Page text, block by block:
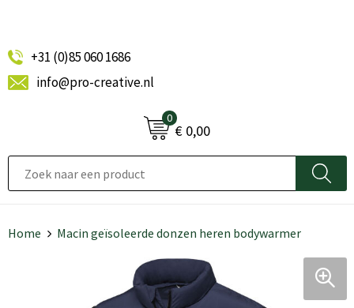
+31 (0)85 060 1686
info@pro-creative.nl
0
€ 0,00
Home Macin geïsoleerde donzen heren bodywarmer